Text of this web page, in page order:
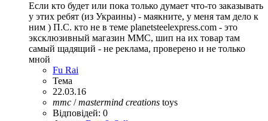
Если кто будет или пока только думает что-то заказывать
у этих ребят (из Украины) - маякните, у меня там дело к
ним ) П.С. кто не в теме planetsteelexpress.com - это
эксклюзивный магазин ММС, шип на их товар там
самый щадящий - не реклама, проверено и не только
мной
Fu Rai
Тема
22.03.16
mmc /mastermind creations toys
Відповідей: 0